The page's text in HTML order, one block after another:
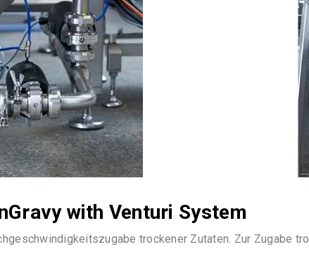
with Venturi System
trockener Zutaten. Zur Zugabe